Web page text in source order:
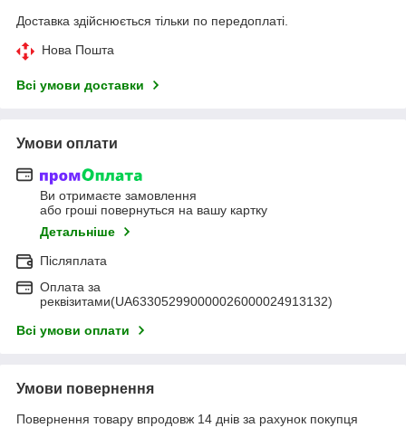
Доставка здійснюється тільки по передоплаті.
Нова Пошта
Всі умови доставки
Умови оплати
Ви отримаєте замовлення
або гроші повернуться на вашу картку
Детальніше
Післяплата
Оплата за
реквізитами(UA633052990000026000024913132)
Всі умови оплати
Умови повернення
Повернення товару впродовж 14 днів за рахунок покупця